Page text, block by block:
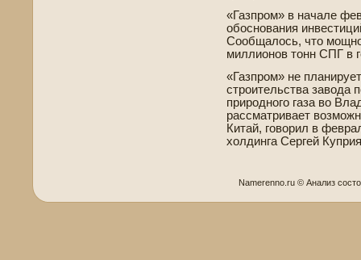
«Газпром» в начале
обоснования
Сообщалось, что
миллионов тонн СПГ в
«Газпром» не
строительства завода
природного газа во
рассматривает
Китай, говорил в
холдинга Сергей
Namerenno.ru © Анализ